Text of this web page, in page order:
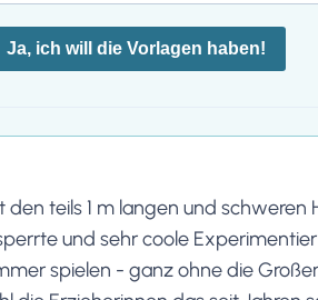
Ja, ich will die Vorlagen haben!
den teils 1 m langen und
und sehr coole
spielen - ganz ohne die